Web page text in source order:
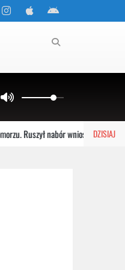
DZISIAJ
Ruszył nabór wniosków